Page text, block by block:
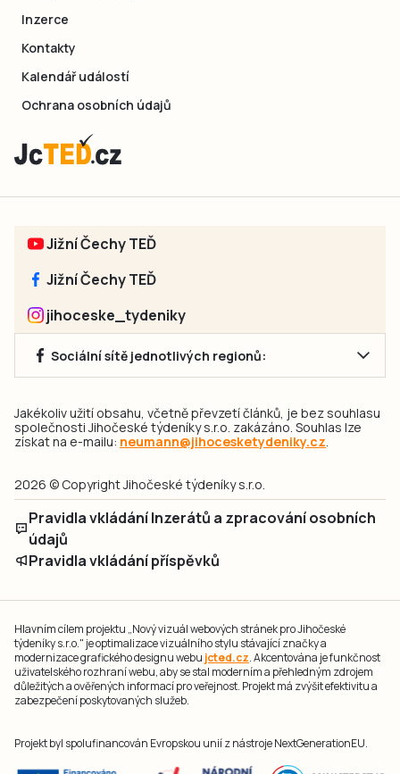
Inzerce
Kontakty
Kalendář událostí
Ochrana osobních údajů
Jižní Čechy TEĎ
Jižní Čechy TEĎ
jihoceske_tydeniky
Sociální sítě jednotlivých regionů:
Jakékoliv užití obsahu, včetně převzetí článků, je bez souhlasu
společnosti Jihočeské týdeníky s.r.o. zakázáno. Souhlas lze
získat na e-mailu: neumann@jihocesketydeniky.cz.
2026 © Copyright Jihočeské týdeníky s.r.o.
Pravidla vkládání Inzerátů a zpracování osobních
údajů
Pravidla vkládání příspěvků
Hlavním cílem projektu „Nový vizuál webových stránek pro Jihočeské
týdeníky s.r.o." je optimalizace vizuálního stylu stávající značky a
modernizace grafického designu webu jcted.cz. Akcentována je funkčnost
uživatelského rozhraní webu, aby se stal moderním a přehledným zdrojem
důležitých a ověřených informací pro veřejnost. Projekt má zvýšit efektivitu a
zabezpečení poskytovaných služeb.
Projekt byl spolufinancován Evropskou unií z nástroje NextGenerationEU.